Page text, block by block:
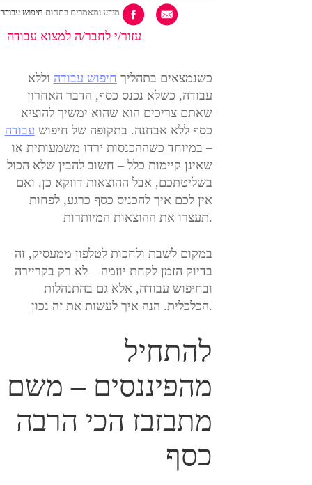
מידע ומאמרים בתחום חיפוש עבודה
עזור/י לחבר/ה למצוא עבודה
כשנמצאים בתהליך חיפוש עבודה וללא
עבודה, כשלא נכנס כסף, הדבר האחרון
שאתם צריכים הוא שהוא ימשיך להוציא
כסף ללא אבחנה. בתקופה של חיפוש עבודה
– במיוחד כשההכנסות ירדו משמעותית או
שאינן קיימות כלל – חשוב להבין שלא הכול
בשליטתכם, אבל ההוצאות דווקא כן. ואם
אין לכם איך להכניס כסף כרגע, לפחות
תעצרו את ההוצאות המיותרות.
במקום לשבת ולחכות לטלפון ממעסיק, זה
בדיוק הזמן לקחת יוזמה – לא רק בקריירה
ובחיפוש עבודה, אלא גם בהתנהלות
הכלכלית. הנה איך לעשות את זה נכון.
להתחיל
מהפיננסים – משם
מתבזבז הכי הרבה
כסף